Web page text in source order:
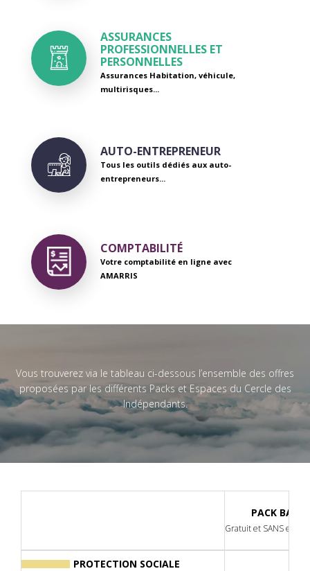
ASSURANCES
PROFESSIONNELLES ET
PERSONNELLES
Assurances Habitation, véhicule,
multirisques...
AUTO-ENTREPRENEUR
Tous les outils dédiés aux auto-
entrepreneurs...
COMPTABILITÉ
Votre comptabilité en ligne avec
AMARRIS
Vous trouverez via le tableau ci-dessous l’ensemble des offres
proposées par les différents Packs et Espaces du Cercle des
Indépendants.
PACK BASIC
Gratuit et SANS
PROTECTION SOCIALE